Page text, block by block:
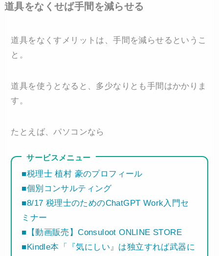
道具をなくせば手間を減らせる
道具をなくすメリットは、手間を減らせるというこ
と。
道具を使うとなると、多少なりとも手間はかかりま
す。
たとえば、パソコンなら
サービスメニュー
■税理士 植村 豪のプロフィール
■個別コンサルティング
■8/17 税理士のためのChatGPT Work入門セ
ミナー
■【動画販売】Consuloot ONLINE STORE
■Kindle本「『気にしい』は独立すれば武器に